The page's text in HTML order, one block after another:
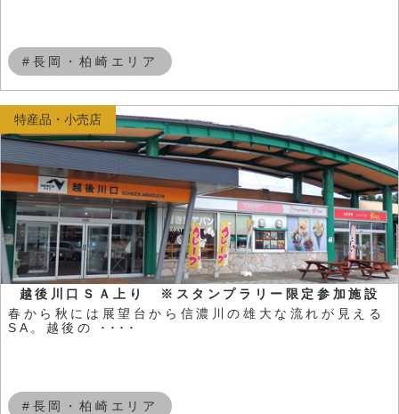
#長岡・柏崎エリア
越後川口ＳＡ上り ※スタンプラリー限定参加施設
春から秋には展望台から信濃川の雄大な流れが見える
SA。越後の ････
#長岡・柏崎エリア
特産品・小売店